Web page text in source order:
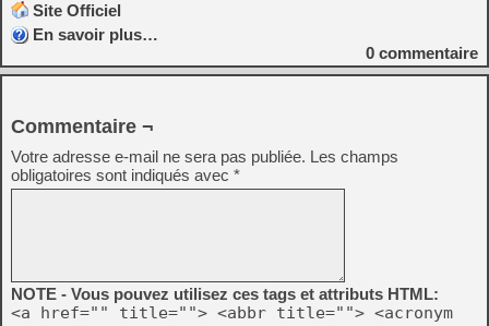
Site Officiel
En savoir plus…
0 commentaire
Commentaire ¬
Votre adresse e-mail ne sera pas publiée. Les champs
obligatoires sont indiqués avec *
NOTE - Vous pouvez utilisez ces tags et attributs HTML:
<a href="" title=""> <abbr title=""> <acronym